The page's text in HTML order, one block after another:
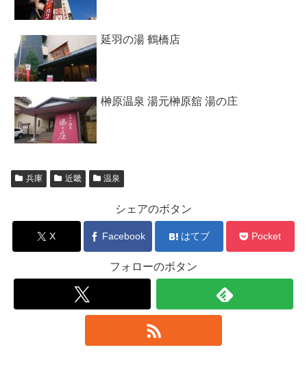
延羽の湯 鶴橋店
榊原温泉 湯元榊原舘 湯の庄
兵庫 近畿 温泉
シェアのボタン
X Facebook はてブ Pocket
フォローのボタン